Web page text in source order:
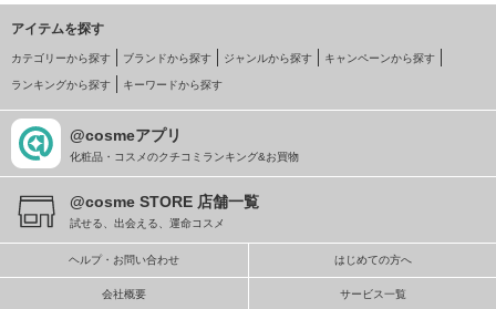
アイテムを探す
カテゴリーから探す ブランドから探す ジャンルから探す キャンペーンから探す
ランキングから探す キーワードから探す
@cosmeアプリ
化粧品・コスメのクチコミランキング&お買物
@cosme STORE 店舗一覧
試せる、出会える、運命コスメ
ヘルプ・お問い合わせ はじめての方へ
会社概要 サービス一覧